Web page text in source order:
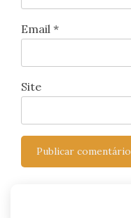
Email *
Site